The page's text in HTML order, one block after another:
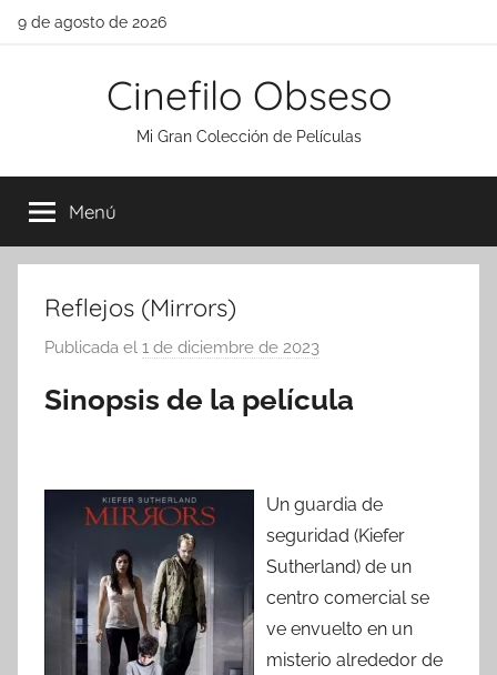
Saltar
9 de agosto de 2026
Cinefilo Obseso
Mi Gran Colección de Películas
Menú
Reflejos (Mirrors)
Publicada el 1 de diciembre de 2023
r
Sinopsis de la película
Un guardia de
seguridad (Kiefer
Sutherland) de un
centro comercial se
ve envuelto en un
misterio alrededor de